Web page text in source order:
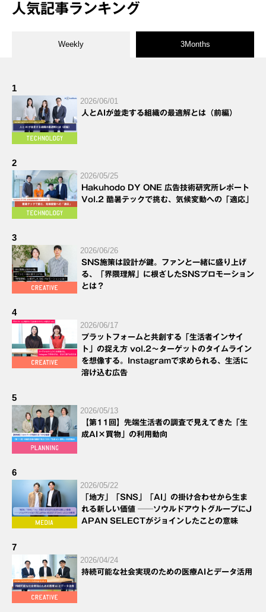
人気記事ランキング
Weekly 3Months
1
2026/06/01
人とAIが並走する組織の最適解とは（前編）
2
2026/05/25
Hakuhodo DY ONE 広告技術研究所レポート
Vol.2 酷暑テックで挑む、気候変動への「適応」
3
2026/06/26
SNS施策は設計が鍵。ファンと一緒に盛り上げ
る、「界隈理解」に根ざしたSNSプロモーション
とは？
4
2026/06/17
プラットフォームと共創する「生活者インサイ
ト」の捉え方 vol.2～ターゲットのタイムライン
を想像する。Instagramで求められる、生活に
溶け込む広告
5
2026/05/13
【第11回】先端生活者の調査で見えてきた「生
成AI×買物」の利用動向
6
2026/05/22
「地方」「SNS」「AI」の掛け合わせから生ま
れる新しい価値 ──ソウルドアウトグループにJ
APAN SELECTがジョインしたことの意味
7
2026/04/24
持続可能な社会実現のための医療AIとデータ活用